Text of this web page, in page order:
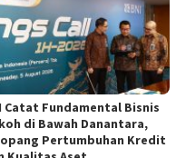
Catat Fundamental Bisnis
di Bawah Danantara,
Pertumbuhan Kredit